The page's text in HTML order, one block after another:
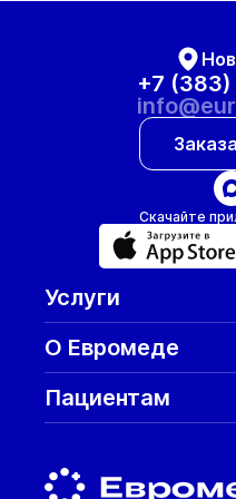
+7
Скачайте
Услуги
О Евромеде
Пациентам